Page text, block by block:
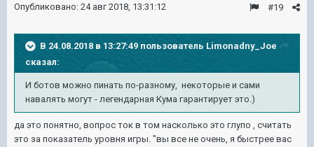
#19
Опубликовано: 24 авг 2018, 13:31:12
В 24.08.2018 в 13:27:49 пользователь Limonadny_Joe
сказал:
И ботов можно пинать по-разному, некоторые и сами
навалять могут - легендарная Кума гарантирует это.)
да это понятно, вопрос ток в том насколько это глупо , считать
это за показатель уровня игры. "вы все не очень, я быстрее вас